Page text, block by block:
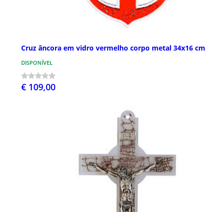
Cruz âncora em vidro vermelho corpo metal 34x16 cm
DISPONÍVEL
€ 109,00